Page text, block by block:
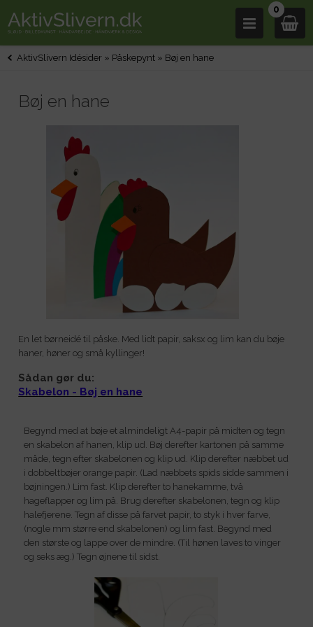
0
AktivSlivern Idésider » Påskepynt » Bøj en hane
Bøj en hane
En let børneidé til påske. Med lidt papir, saksx og lim kan du bøje
haner, høner og små kyllinger!
Sådan gør du:
Skabelon - Bøj en hane
Begynd med at bøje et almindeligt A4-papir på midten og tegn
en skabelon af hanen, klip ud. Bøj derefter kartonen på samme
måde, tegn efter skabelonen og klip ud. Klip derefter næbbet ud
i dobbeltbøjer orange papir. (Lad næbbets spids sidde sammen i
bøjningen.) Lim fast. Klip derefter to hanekamme, två
hageflapper og lim på. Brug derefter skabelonen, tegn og klip
halefjerene. Tegn af disse på farvet papir, to styk i hver farve,
(nogle mm større end skabelonen) og lim fast. Begynd med
den største og lappe over de mindre. (Til hønen laves to vinger
og seks æg.) Tegn øjnene til sidst.